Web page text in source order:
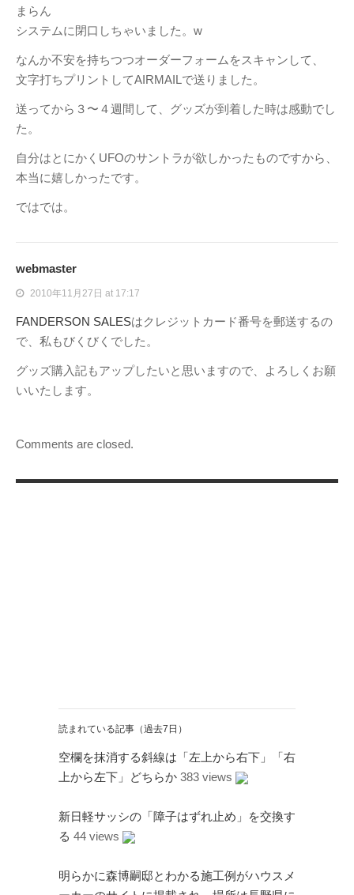
まらん
システムに閉口しちゃいました。w
なんか不安を持ちつつオーダーフォームをスキャンして、
文字打ちプリントしてAIRMAILで送りました。
送ってから３〜４週間して、グッズが到着した時は感動でし
た。
自分はとにかくUFOのサントラが欲しかったものですから、
本当に嬉しかったです。
ではでは。
webmaster
2010年11月27日 at 17:17
FANDERSON SALESはクレジットカード番号を郵送するの
で、私もびくびくでした。
グッズ購入記もアップしたいと思いますので、よろしくお願
いいたします。
Comments are closed.
読まれている記事（過去7日）
空欄を抹消する斜線は「左上から右下」「右
上から左下」どちらか 383 views
新日軽サッシの「障子はずれ止め」を交換す
る 44 views
明らかに森博嗣邸とわかる施工例がハウスメ